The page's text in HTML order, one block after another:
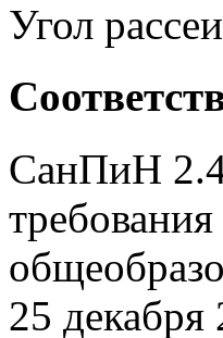
Угол
СанПиН
25 декабря